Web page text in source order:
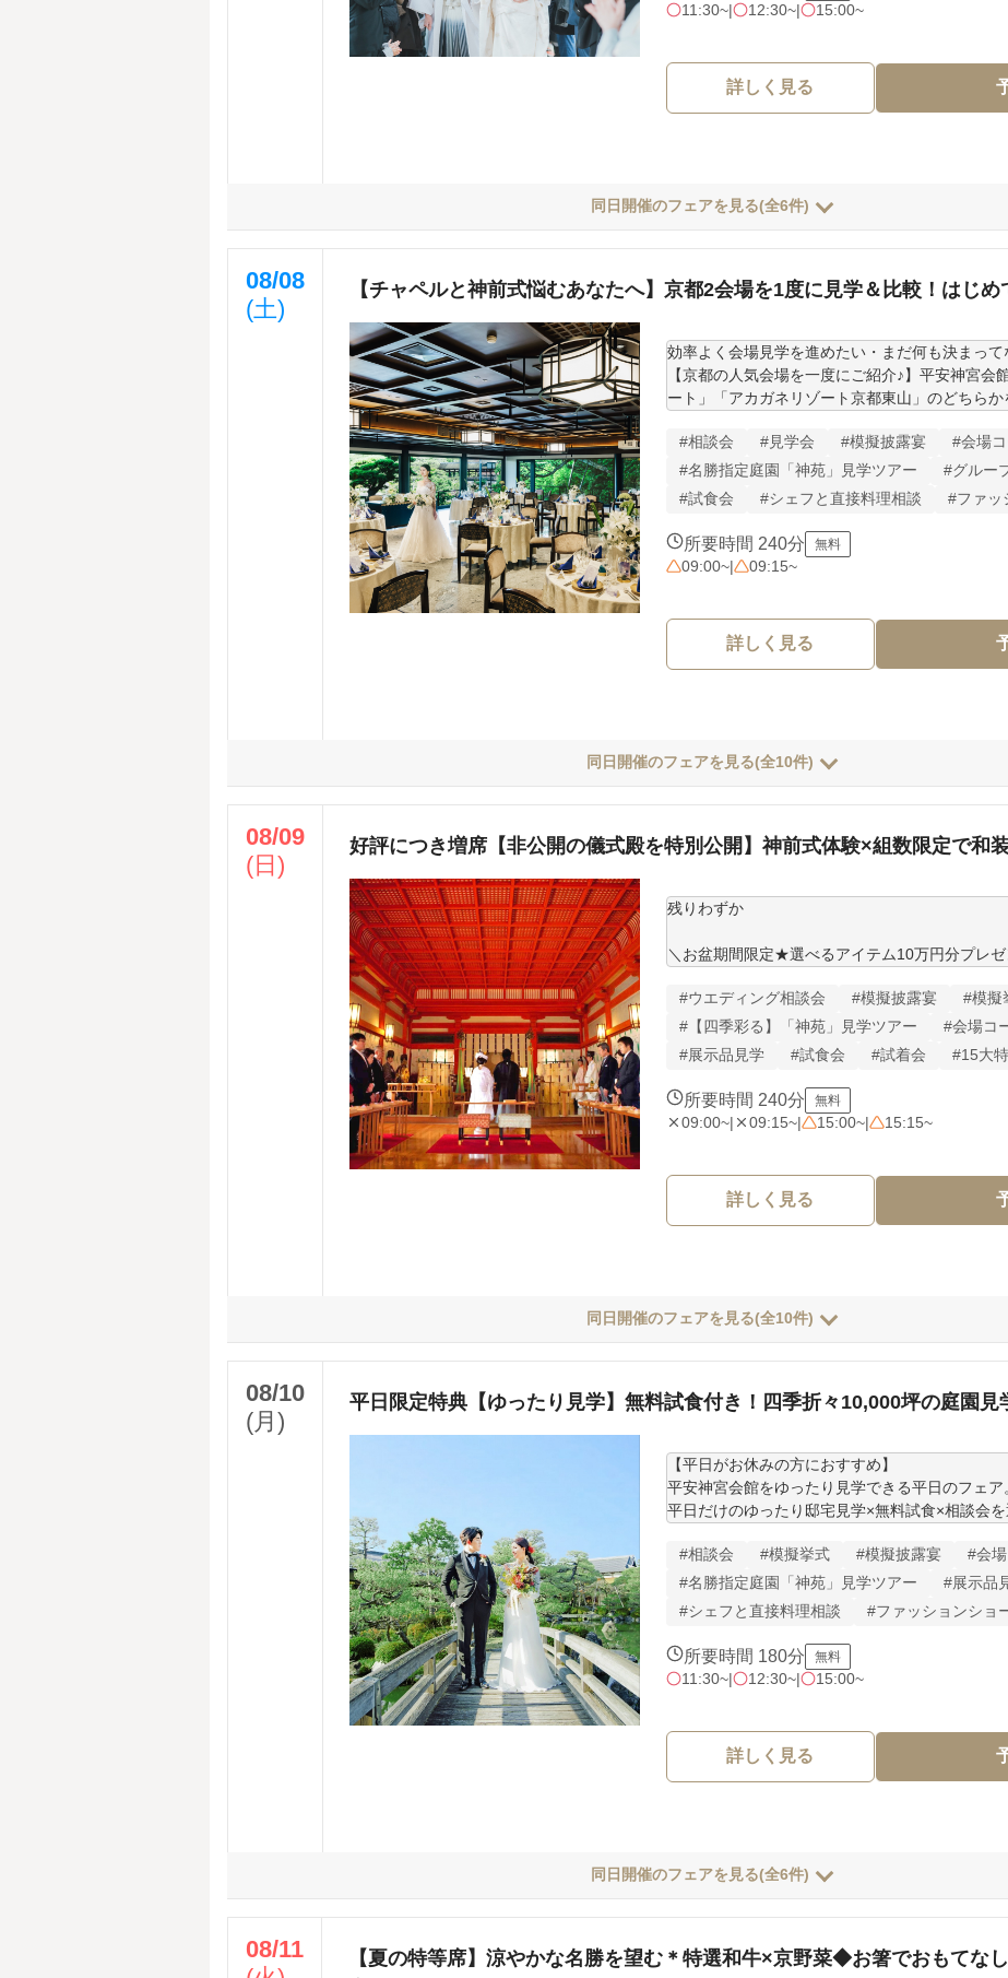
11:30~| 12:30~| 15:00~
詳しく見る
同日開催のフェアを見る(全6件)
08/08
(土)
【チャペルと神前式悩むあなたへ】京都2会場を1度に見学＆比較！はじめ
効率よく会場見学を進めたい・まだ何も決まって
【京都の人気会場を一度にご紹介♪】平安神宮会
ート」「アカガネリゾート京都東山」のどちらか
んなおふたりにおすすめ◎
■挙式スタイルに精通したプロのプランナーがご案
まで挙式スタイルを網羅。おふたりに最適なスタ
「ちょうどいい」が必ず見つかります。
＜2027年春までの空き枠僅かのため、お問い合
#相談会 #見学会 #模擬披露宴
#会場
#名勝指定庭園「神苑」見学ツアー
#グルー
#試食会
#シェフと直接料理相談 #ファッ
所要時間 240分 無料
09:00~| 09:15~
詳しく見る
同日開催のフェアを見る(全10件)
08/09
(日)
好評につき増席【非公開の儀式殿を特別公開】神前式体験×組数限定で和
残りわずか
＼お盆期間限定★選べるアイテム10万円分プレゼ
【通常非公開の挙式会場を大公開！】
京都和婚を3時間で体験できる2日間限定開催★
プレゼント×先着順での和装試着×予算スタイル
◆先着4組限定！衣裳の試着体験
◆通常非公開の「儀式殿」限定公開！
普段結婚式以外では見る事の出来ない儀式殿がこ
#ウエディング相談会 #模擬披露宴
#模擬
#【四季彩る】「神苑」見学ツアー
#会場コ
#展示品見学
#試食会 #試着会 #15大
所要時間 240分 無料
09:00~| 09:15~| 15:00~| 15:15~
詳しく見る
同日開催のフェアを見る(全10件)
08/10
(月)
平日限定特典【ゆったり見学】無料試食付き！四季折々10,000坪の庭園見
【平日がお休みの方におすすめ】
平安神宮会館をゆったり見学できる平日のフェア
平日だけのゆったり邸宅見学×無料試食×相談会を
口コミで先輩花嫁やゲストが絶賛するお料理を
ら過ごす平安神宮会館でのパーティ。ゲスト目線
い。
#相談会 #模擬挙式 #模擬披露宴
#会
#名勝指定庭園「神苑」見学ツアー
#展示品
#シェフと直接料理相談
#ファッションショ
所要時間 180分 無料
11:30~| 12:30~| 15:00~
詳しく見る
同日開催のフェアを見る(全6件)
08/11
【夏の特等席】涼やかな名勝を望む＊特選和牛×京野菜◆お箸でおもてな